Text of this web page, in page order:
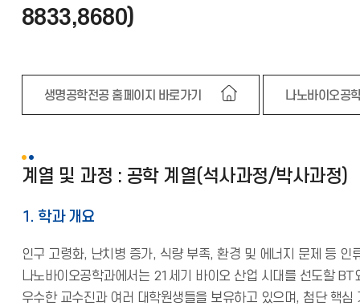
8833,8680)
생명공학전공 홈페이지 바로가기 나노바이오공
계열 및 과정 : 공학 계열(석사과정/박사과정)
1. 학과 개요
인구 고령화, 난치병 증가, 식량 부족, 환경 및 에너지 문제 등
나노바이오공학과에서는 21세기 바이오 산업 시대를 선도할
우수한 교수진과 여러 대학원생들을 보유하고 있으며, 첨단 핵